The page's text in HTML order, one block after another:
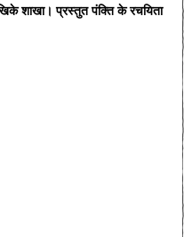
शाखा। प्रस्तुत पंक्ति के रचयिता